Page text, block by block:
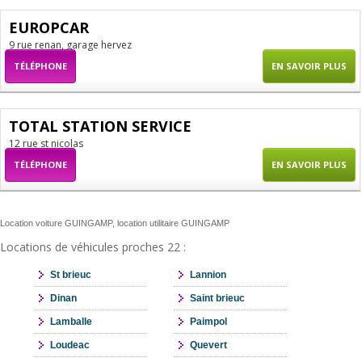
EUROPCAR
9 rue renan, garage hervez
TÉLÉPHONE EN SAVOIR PLUS
TOTAL STATION SERVICE
12 rue st nicolas
TÉLÉPHONE EN SAVOIR PLUS
Location voiture GUINGAMP, location utilitaire GUINGAMP
Locations de véhicules proches 22 :
St brieuc Lannion
Dinan Saint brieuc
Lamballe Paimpol
Loudeac Quevert